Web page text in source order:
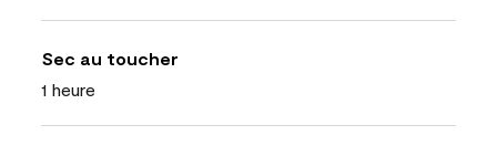
Sec au toucher
1 heure